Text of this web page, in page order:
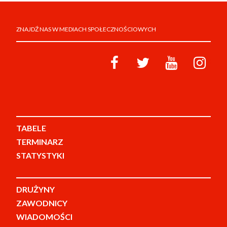
ZNAJDŹ NAS W MEDIACH SPOŁECZNOŚCIOWYCH
TABELE
TERMINARZ
STATYSTYKI
DRUŻYNY
ZAWODNICY
WIADOMOŚCI